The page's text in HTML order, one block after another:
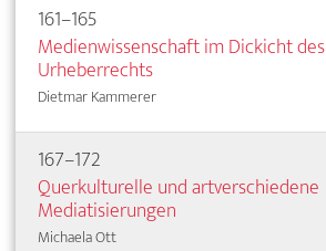
161–165
Medienwissenschaft im Dickicht des
Urheberrechts
Dietmar Kammerer
167–172
Querkulturelle und artverschiedene
Mediatisierungen
Michaela Ott